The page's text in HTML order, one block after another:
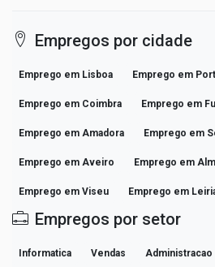
Empregos por cidade
Emprego em Lisboa Emprego em
Emprego em Coimbra Emprego em
Emprego em Amadora Emprego em
Emprego em Aveiro Emprego em
Emprego em Viseu Emprego em
Empregos por setor
Informatica Vendas Administracao